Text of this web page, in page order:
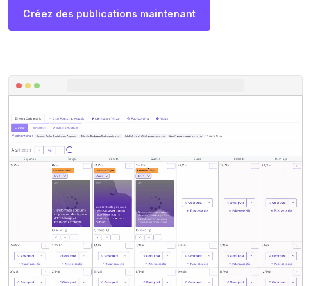
Créez des publications maintenant